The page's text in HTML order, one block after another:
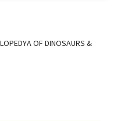
OF DINOSAURS &